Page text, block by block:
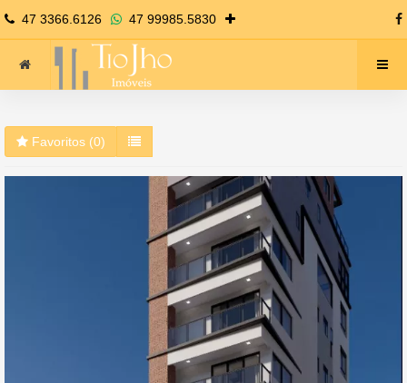
47 3366.6126 47 99985.5830
Favoritos (0)